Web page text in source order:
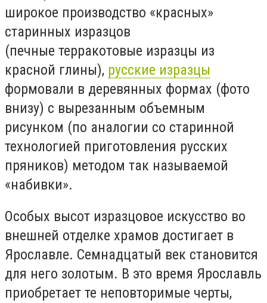
широкое производство «красных»
старинных изразцов
(печные терракотовые изразцы из
красной глины), русские изразцы
формовали в деревянных формах (фото
внизу) с вырезанным объемным
рисунком (по аналогии со старинной
технологией приготовления русских
пряников) методом так называемой
«набивки».
Особых высот изразцовое искусство во
внешней отделке храмов достигает в
Ярославле. Семнадцатый век становится
для него золотым. В это время Ярославль
приобретает те неповторимые черты,